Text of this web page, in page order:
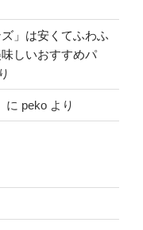
」は安くてふわふ
しいおすすめパ
に peko より